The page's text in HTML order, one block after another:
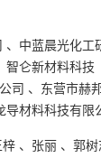
、 中蓝晨光化工
智仑新材料科技
司 、 东营市赫
导材料科技有限
梓 、 张丽 、 郭树